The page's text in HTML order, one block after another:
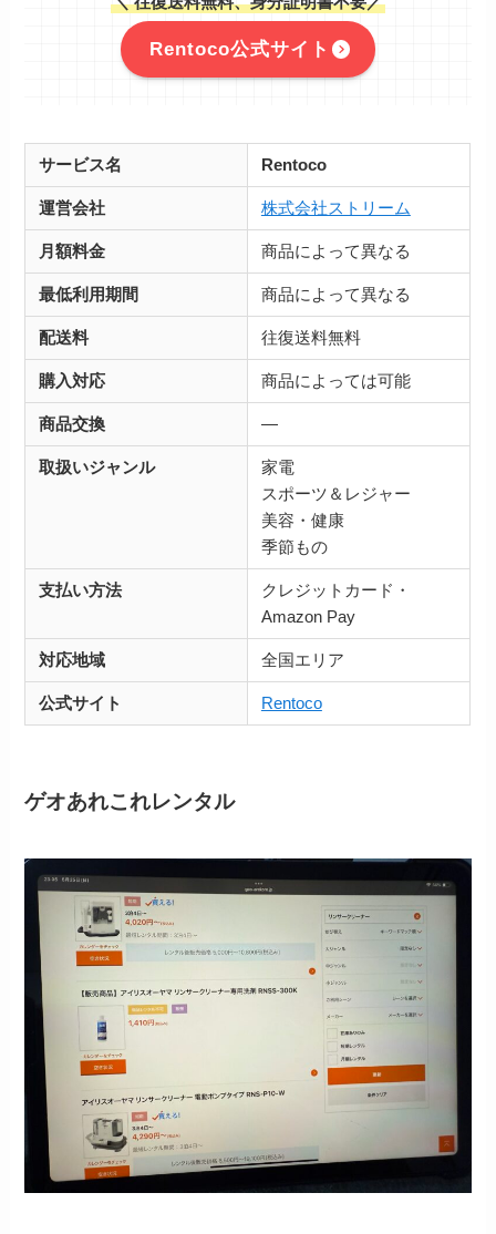
Rentoco公式サイト
サービス名 Rentoco
運営会社 株式会社ストリーム
月額料金 商品によって異なる
最低利用期間 商品によって異なる
配送料 往復送料無料
購入対応 商品によっては可能
商品交換 ―
取扱いジャンル
家電
スポーツ＆レジャー
美容・健康
季節もの
支払い方法
クレジットカード・
Amazon Pay
対応地域 全国エリア
公式サイト Rentoco
ゲオあれこれレンタル